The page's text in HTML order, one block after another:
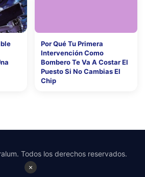
Por Qué Tu Primera
Intervención Como
Bombero Te Va A Costar El
Puesto Si No Cambias El
Chip
×
Todos los derechos reservados.